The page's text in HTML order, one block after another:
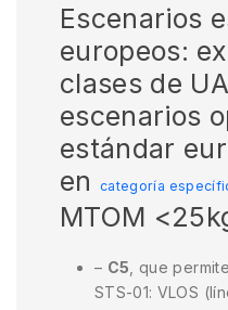
Escenarios
europeos:
clases de
escenarios
estándar
encategoría
MTOM
– C5 , que
STS-01: VLOS